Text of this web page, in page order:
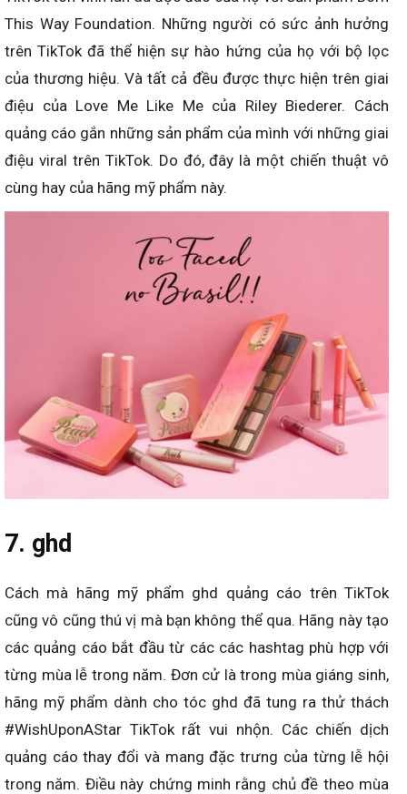
This Way Foundation. Những người có sức ảnh hưởng
trên TikTok đã thể hiện sự hào hứng của họ với bộ lọc
của thương hiệu. Và tất cả đều được thực hiện trên giai
điệu của Love Me Like Me của Riley Biederer. Cách
quảng cáo gắn những sản phẩm của mình với những giai
điệu viral trên TikTok. Do đó, đây là một chiến thuật vô
cùng hay của hãng mỹ phẩm này.
7. ghd
Cách mà hãng mỹ phẩm ghd quảng cáo trên TikTok
cũng vô cũng thú vị mà bạn không thể qua. Hãng này tạo
các quảng cáo bắt đầu từ các các hashtag phù hợp với
từng mùa lễ trong năm. Đơn cử là trong mùa giáng sinh,
hãng mỹ phẩm dành cho tóc ghd đã tung ra thử thách
#WishUponAStar TikTok rất vui nhộn. Các chiến dịch
quảng cáo thay đổi và mang đặc trưng của từng lễ hội
trong năm. Điều này chứng minh rằng chủ đề theo mùa